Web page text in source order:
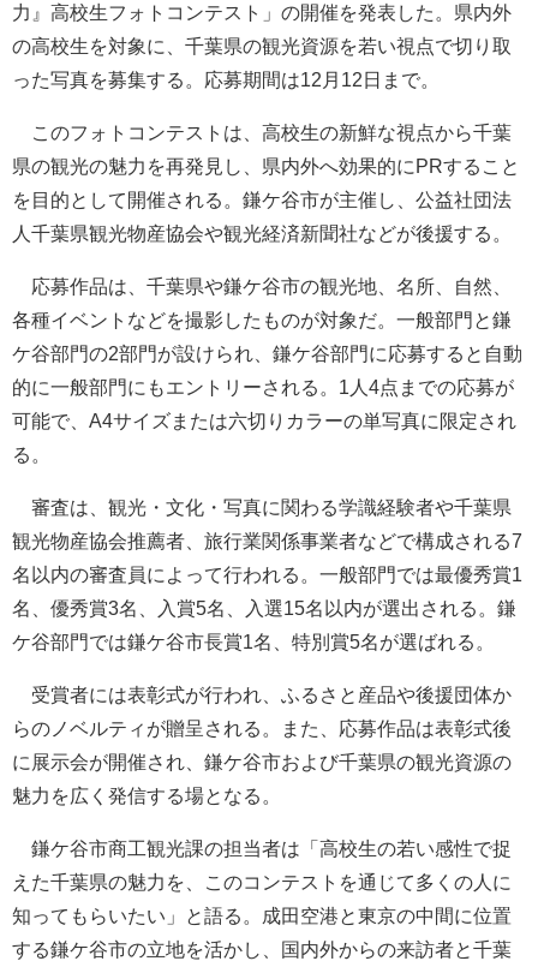
力』高校生フォトコンテスト」の開催を発表した。県内外
の高校生を対象に、千葉県の観光資源を若い視点で切り取
った写真を募集する。応募期間は12月12日まで。
このフォトコンテストは、高校生の新鮮な視点から千葉
県の観光の魅力を再発見し、県内外へ効果的にPRすること
を目的として開催される。鎌ケ谷市が主催し、公益社団法
人千葉県観光物産協会や観光経済新聞社などが後援する。
応募作品は、千葉県や鎌ケ谷市の観光地、名所、自然、
各種イベントなどを撮影したものが対象だ。一般部門と鎌
ケ谷部門の2部門が設けられ、鎌ケ谷部門に応募すると自動
的に一般部門にもエントリーされる。1人4点までの応募が
可能で、A4サイズまたは六切りカラーの単写真に限定され
る。
審査は、観光・文化・写真に関わる学識経験者や千葉県
観光物産協会推薦者、旅行業関係事業者などで構成される7
名以内の審査員によって行われる。一般部門では最優秀賞1
名、優秀賞3名、入賞5名、入選15名以内が選出される。鎌
ケ谷部門では鎌ケ谷市長賞1名、特別賞5名が選ばれる。
受賞者には表彰式が行われ、ふるさと産品や後援団体か
らのノベルティが贈呈される。また、応募作品は表彰式後
に展示会が開催され、鎌ケ谷市および千葉県の観光資源の
魅力を広く発信する場となる。
鎌ケ谷市商工観光課の担当者は「高校生の若い感性で捉
えた千葉県の魅力を、このコンテストを通じて多くの人に
知ってもらいたい」と語る。成田空港と東京の中間に位置
する鎌ケ谷市の立地を活かし、国内外からの来訪者と千葉